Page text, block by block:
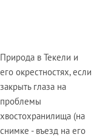
Природа в Текели и
его окрестностях, если
закрыть глаза на
проблемы
хвостохранилища (на
снимке - въезд на его